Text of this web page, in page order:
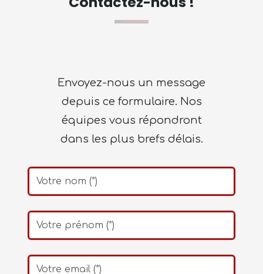
Envoyez-nous un message
depuis ce formulaire. Nos
équipes vous répondront
dans les plus brefs délais.